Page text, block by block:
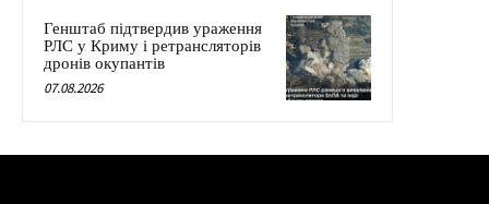
Генштаб підтвердив ураження
РЛС у Криму і ретрансляторів
дронів окупантів
07.08.2026